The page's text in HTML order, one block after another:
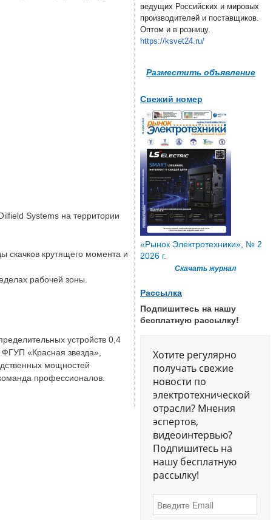
Systems на территории
скачков крутящего момента и
рабочей зоны.
устройств 0,4
«Красная звезда»,
мощностей
профессионалов.
ведущих Российских и мировых
производителей и поставщиков.
Оптом и в розницу.
https://ksvet24.ru/
Разместить объявление
Свежий номер
«Рынок Электротехники», № 2
2026 г.
Скачать журнал
Рассылка
Подпишитесь на нашу
бесплатную рассылку!
Хотите регулярно
получать свежие
новости по
электротехнической
отрасли? Мнения
эспертов,
видеоинтервью?
Подпишитесь на
нашу бесплатную
рассылку!